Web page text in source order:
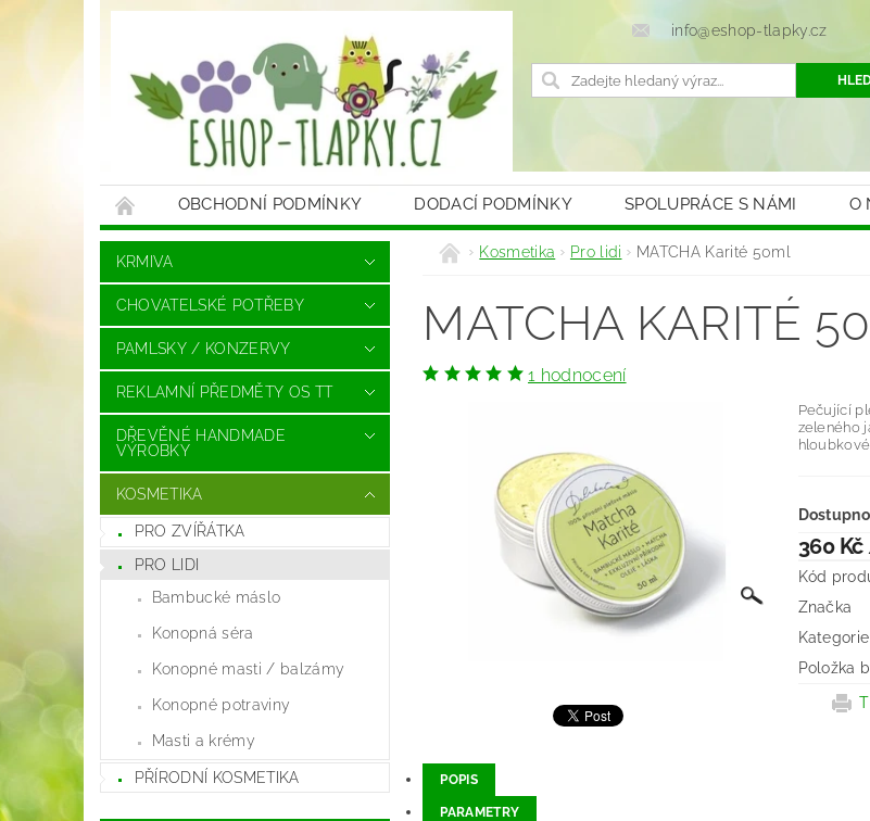
info@eshop-tlapky.cz
OBCHODNÍ PODMÍNKY DODACÍ PODMÍNKY SPOLUPRÁCE S NÁMI O
KRMIVA
CHOVATELSKÉ POTŘEBY
PAMLSKY / KONZERVY
REKLAMNÍ PŘEDMĚTY OS TT
DŘEVĚNÉ HANDMADE
VÝROBKY
KOSMETIKA
PRO ZVÍŘÁTKA
PRO LIDI
Bambucké máslo
Konopná séra
Konopné masti / balzámy
Konopné potraviny
Masti a krémy
PŘÍRODNÍ KOSMETIKA
Kosmetika Pro lidi MATCHA Karité 50ml
MATCHA KARITÉ
1 hodnocení
Pečující
zeleného
360 Kč
Kód
Značka
Kategorie
Položka
POPIS
PARAMETRY